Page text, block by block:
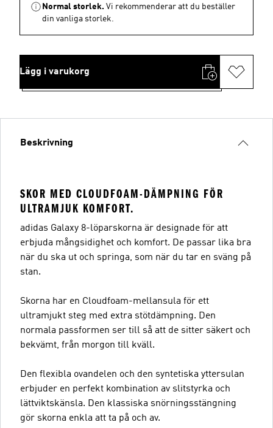
Normal storlek. Vi rekommenderar att du beställer
din vanliga storlek.
Lägg i varukorg
Beskrivning
SKOR MED CLOUDFOAM-DÄMPNING FÖR
ULTRAMJUK KOMFORT.
adidas Galaxy 8-löparskorna är designade för att
erbjuda mångsidighet och komfort. De passar lika bra
när du ska ut och springa, som när du tar en sväng på
stan.
Skorna har en Cloudfoam-mellansula för ett
ultramjukt steg med extra stötdämpning. Den
normala passformen ser till så att de sitter säkert och
bekvämt, från morgon till kväll.
Den flexibla ovandelen och den syntetiska yttersulan
erbjuder en perfekt kombination av slitstyrka och
lättviktskänsla. Den klassiska snörningsstängning
gör skorna enkla att ta på och av.